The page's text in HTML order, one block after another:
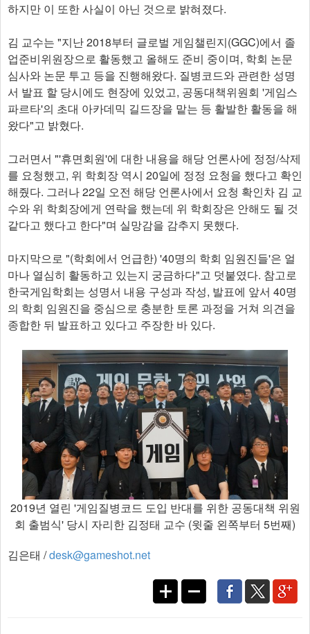
하지만 이 또한 사실이 아닌 것으로 밝혀졌다.
김 교수는 "지난 2018부터 글로벌 게임챌린지(GGC)에서 졸
업준비위원장으로 활동했고 올해도 준비 중이며, 학회 논문
심사와 논문 투고 등을 진행해왔다. 질병코드와 관련한 성명
서 발표 할 당시에도 현장에 있었고, 공동대책위원회 '게임스
파르타'의 초대 아카데믹 길드장을 맡는 등 활발한 활동을 해
왔다"고 밝혔다.
그러면서 "'휴면회원'에 대한 내용을 해당 언론사에 정정/삭제
를 요청했고, 위 학회장 역시 20일에 정정 요청을 했다고 확인
해줬다. 그러나 22일 오전 해당 언론사에서 요청 확인차 김 교
수와 위 학회장에게 연락을 했는데 위 학회장은 안해도 될 것
같다고 했다고 한다"며 실망감을 감추지 못했다.
마지막으로 "(학회에서 언급한) '40명의 학회 임원진들'은 얼
마나 열심히 활동하고 있는지 궁금하다"고 덧붙였다. 참고로
한국게임학회는 성명서 내용 구성과 작성, 발표에 앞서 40명
의 학회 임원진을 중심으로 충분한 토론 과정을 거쳐 의견을
종합한 뒤 발표하고 있다고 주장한 바 있다.
2019년 열린 '게임질병코드 도입 반대를 위한 공동대책 위원
회 출범식' 당시 자리한 김정태 교수 (윗줄 왼쪽부터 5번째)
김은태 /desk@gameshot.net